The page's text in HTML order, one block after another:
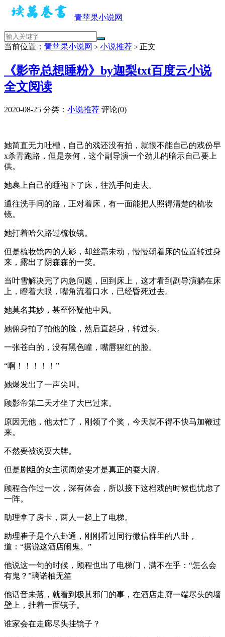
青苹果小说网
当前位置： 青苹果小说网 > 小说推荐 > 正文
《影帝总想睡粉》by迦梨txt百度云小说
全文阅读
2020-08-25 分类： 小说推荐 评论(0)
她简直无力吐槽，自己的戏还没有拍，就恨不能自己的戏份早
x杀青跑路，但是奈何，这个副导演一个劲儿的暗示自己要上
供。
她裹上自己的睡袍下了床，往洗手间走去。
通往洗手间的路，正对着床，有一面能把人照得清楚的梳妆
镜。
她打着哈欠路过梳妆镜。
但是梳妆镜内的人影，却丝毫未动，慢慢朝着床的位置转过身
来，露出了阴森森的一笑。
当叶雪解决完了内急问题，回到床上，这才看到副导演躺在床
上，瞪着大眼，嘴角流着口水，已经昏死过去。
她莫名其妙，甚至怀疑他中风。
她俯身拍了拍他的脸，然后直起身，转过头。
一张苍白的，没有黑色瞳，嘴唇猩红的脸。
“啊！！！！！”
她爆发出了一声尖叫。
顾影帝第二天才坐了大巴过来。
原因无他，他太忙了，刚领了个奖，今天就不得不快马加鞭过
来。
不然要被说耍大牌。
但是剧组的女主演周楚雯才是真正的耍大牌。
顾程合作过一次，深有体会，所以接下这档戏的时候也忧虑了
一阵。
助理拿了房卡，两人一起上了电梯。
助理崔子是个八卦通，刚刚看过同行微信群里的八卦，
道：“据说这酒店闹鬼。”
他说这一句的时候，顾程也出了电梯门，满不在乎：“怎么会
有鬼？”璃诺柚无笙
他话音未落，就看到极其邪门的事，在酒店走廊一端尽头的墙
壁上，挂着一面镜子。
谁家会在走廊尽头挂镜子？